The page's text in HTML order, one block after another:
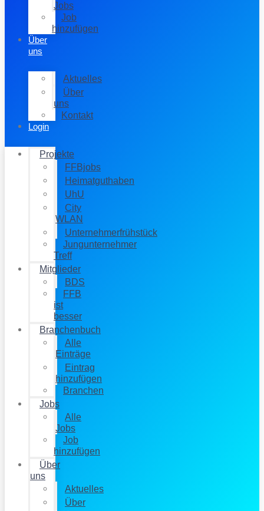
Jobs
Job
hinzufügen
Über
uns
Aktuelles
Über
uns
Kontakt
Login
Projekte
FFBjobs
Heimatguthaben
UhU
City
WLAN
Unternehmerfrühstück
Jungunternehmer
Treff
Mitglieder
BDS
FFB
ist
besser
Branchenbuch
Alle
Einträge
Eintrag
hinzufügen
Branchen
Jobs
Alle
Jobs
Job
hinzufügen
Über
uns
Aktuelles
Über